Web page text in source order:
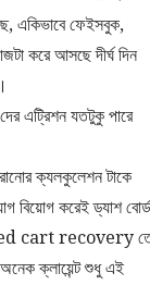
একিভাবে ফেইসবুক,
করে আসছে দীর্ঘ দিন
এট্রিশন যতটুকু পারে
ক্যলকুলেশন টাকে
বিয়োগ করেই ড্যাশ বোর্ড
cart recovery
ক্লায়েন্ট শুধু এই